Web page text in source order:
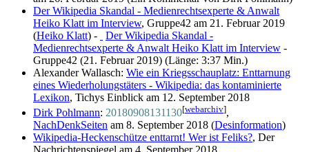
Der Wikipedia Skandal - Medienrechtsexperte & Anwalt
Heiko Klatt im Interview, Gruppe42 am 21. Februar 2019
(Heiko Klatt) -
Der Wikipedia Skandal -
Medienrechtsexperte & Anwalt Heiko Klatt im Interview -
Gruppe42 (21. Februar 2019) (Länge: 3:37 Min.)
Alexander Wallasch: Wie ein Kriegsschauplatz: Enttarnung
eines Wiederholungstäters - Wikipedia: das kontaminierte
Lexikon, Tichys Einblick am 12. September 2018
Dirk Pohlmann: 20180908131130[webarchiv],
NachDenkSeiten am 8. September 2018 (Desinformation)
Wikipedia-Heckenschütze enttarnt! Wer ist Feliks?, Der